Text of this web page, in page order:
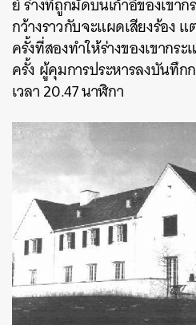
กว้างราวกับจะแผดเสียงร้อง
ครั้งที่สองทำให้ร่างของเขากร
ครั้ง ผู้คุมการประหารลงบันทึ
เวลา 20.47 นาฬิกา